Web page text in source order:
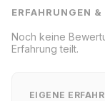
ERFAHRUNGEN
Noch keine
Erfahrung teilt.
EIGENE